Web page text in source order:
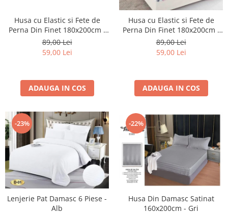
Husa cu Elastic si Fete de
Perna Din Finet 180x200cm -
Mov Cu Fluturi
89,00 Lei
59,00 Lei
ADAUGA IN COS
Husa cu Elastic si Fete de
Perna Din Finet 180x200cm -
Many Flowers
89,00 Lei
59,00 Lei
ADAUGA IN COS
-23%
Lenjerie Pat Damasc 6 Piese -
Alb
-22%
Husa Din Damasc Satinat
160x200cm - Gri